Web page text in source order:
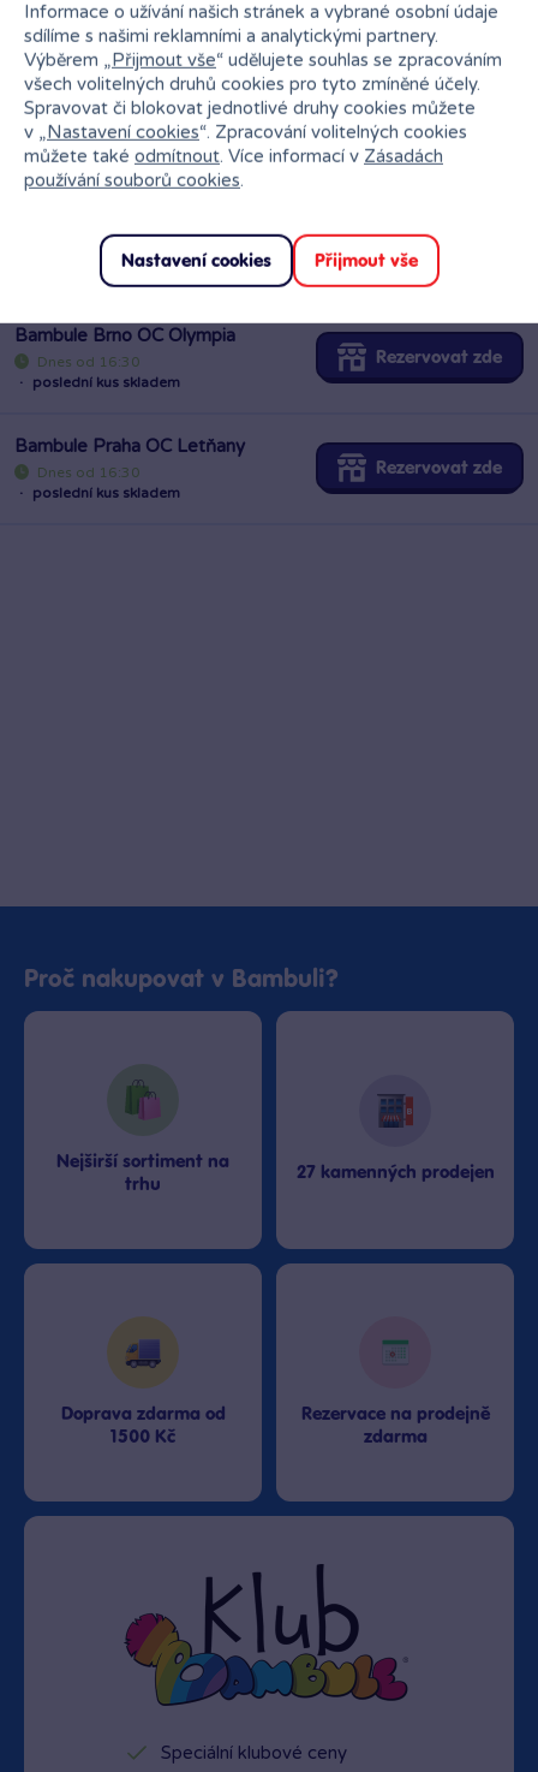
GEIS nelze doručit
Ihned k odběru na pobočce
Bambule Brno OC Olympia
Dnes od 16:30
·
poslední kus skladem
Rezervovat zde
Bambule Praha OC Letňany
Dnes od 16:30
·
poslední kus skladem
Rezervovat zde
Proč nakupovat v Bambuli?
Nejširší sortiment na
trhu
27 kamenných prodejen
Doprava zdarma od
1500 Kč
Rezervace na prodejně
zdarma
Speciální klubové ceny
Informace o užívání našich stránek a vybrané osobní údaje
sdílíme s našimi reklamními a analytickými partnery.
Výběrem „Přijmout vše“ udělujete souhlas se zpracováním
všech volitelných druhů cookies pro tyto zmíněné účely.
Spravovat či blokovat jednotlivé druhy cookies můžete
v „Nastavení cookies“. Zpracování volitelných cookies
můžete také odmítnout. Více informací v Zásadách
používání souborů cookies.
Nastavení cookies Přijmout vše